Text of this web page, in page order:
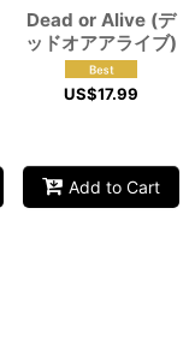
Dead or Alive (デ
ッドオアアライブ)
US$17.99
Add to Cart